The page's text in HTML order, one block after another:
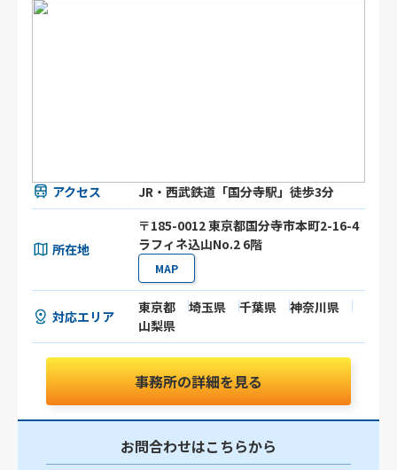
アクセス JR・西武鉄道「国分寺駅」徒歩3分
所在地
〒185-0012 東京都国分寺市本町2-16-4
ラフィネ込山No.2 6階
MAP
対応エリア
東京都 埼玉県 千葉県
神奈川県
山梨県
事務所の詳細を見る
お問合わせはこちらから